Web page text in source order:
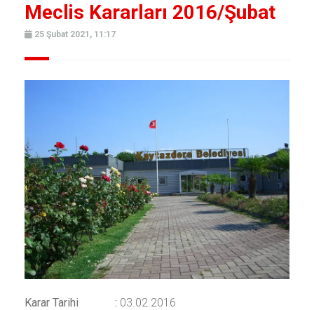
Meclis Kararları 2016/Şubat
25 Şubat 2021, 11:17
Karar Tarihi : 03.02.2016